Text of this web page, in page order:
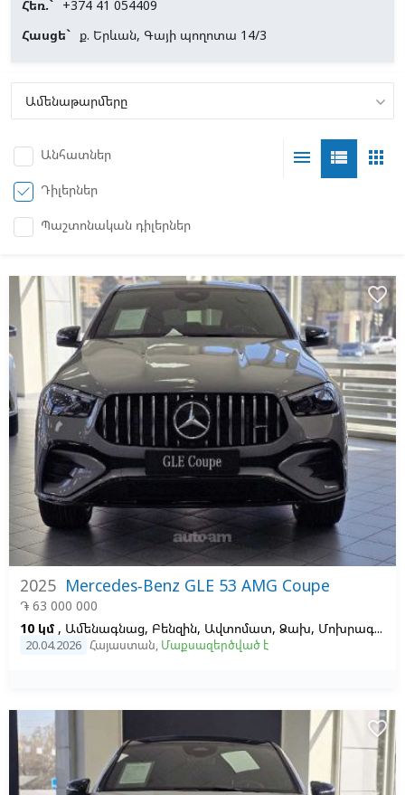
Հեռ.` +374 41 054409
Հասցե` ք. Երևան, Գայի պողոտա 14/3
Անհատներ
Դիլերներ
Պաշտոնական դիլերներ
apps
view_list
menu
2025 Mercedes-Benz GLE 53 AMG Coupe
֏ 63 000 000
10 կմ , Ամենագնաց, Բենզին, Ավտոմատ, Ձախ, Մոխրագույն,
20.04.2026 Հայաստան, Մաքսազերծված է
favorite_border
favorite_border